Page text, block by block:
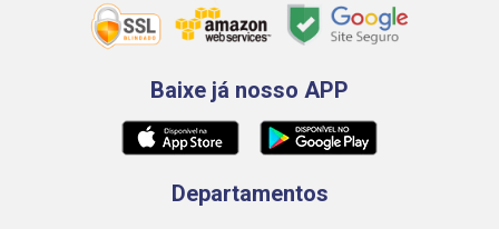
Baixe já nosso APP
Departamentos